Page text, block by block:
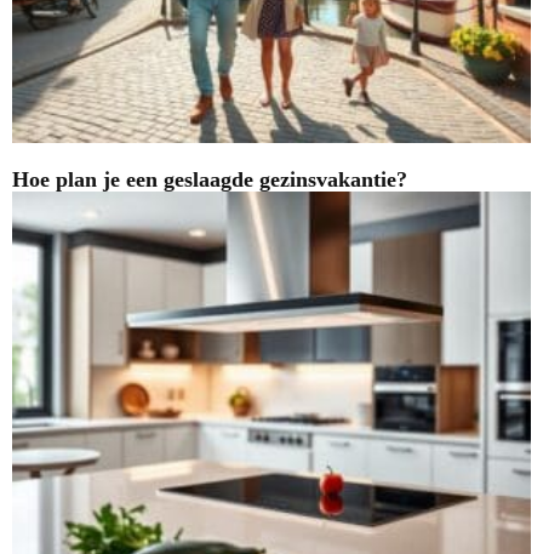
Hoe plan je een geslaagde gezinsvakantie?